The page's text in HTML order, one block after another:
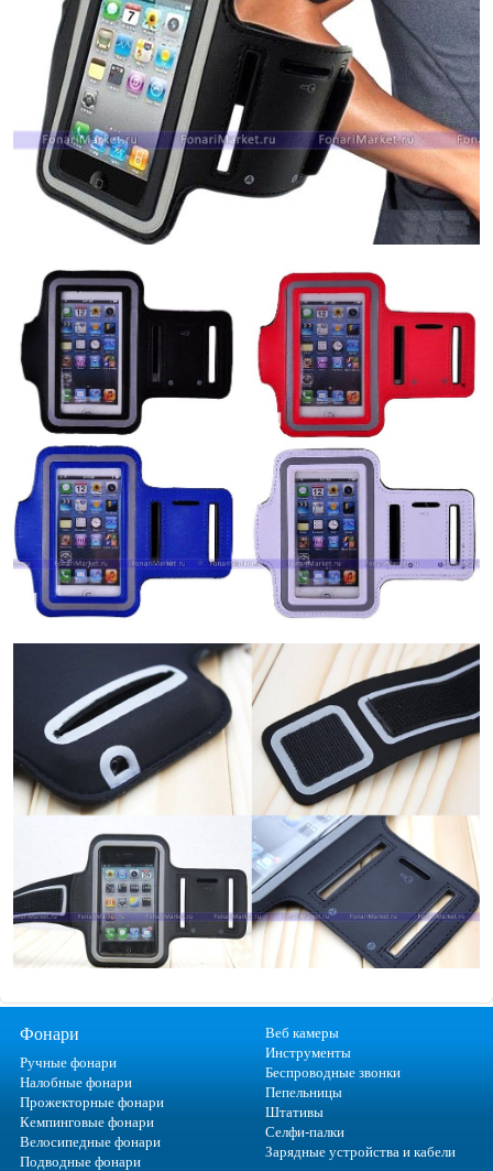
Фонари
Ручные фонари
Налобные фонари
Прожекторные фонари
Кемпинговые фонари
Велосипедные фонари
Подводные фонари
Веб камеры
Инструменты
Беспроводные звонки
Пепельницы
Штативы
Селфи-палки
Зарядные устройства и кабели